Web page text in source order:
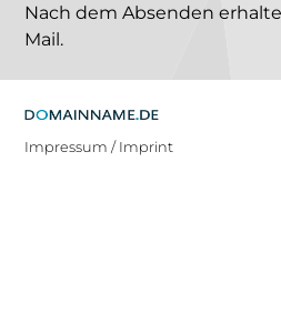
Nach dem Absenden
Mail.
Impressum / Imprint